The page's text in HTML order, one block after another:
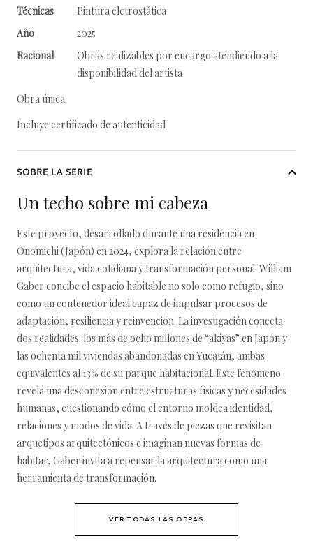
Técnicas
Pintura elctrostática
Año
2025
Racional
Obras realizables por encargo atendiendo a la
disponibilidad del artista
Obra única
Incluye certificado de autenticidad
SOBRE LA SERIE
Un techo sobre mi cabeza
Este proyecto, desarrollado durante una residencia en
Onomichi (Japón) en 2024, explora la relación entre
arquitectura, vida cotidiana y transformación personal. William
Gaber concibe el espacio habitable no solo como refugio, sino
como un contenedor ideal capaz de impulsar procesos de
adaptación, resiliencia y reinvención. La investigación conecta
dos realidades: los más de ocho millones de “akiyas” en Japón y
las ochenta mil viviendas abandonadas en Yucatán, ambas
equivalentes al 13% de su parque habitacional. Este fenómeno
revela una desconexión entre estructuras físicas y necesidades
humanas, cuestionando cómo el entorno moldea identidad,
relaciones y modos de vida. A través de piezas que revisitan
arquetipos arquitectónicos e imaginan nuevas formas de
habitar, Gaber invita a repensar la arquitectura como una
herramienta de transformación.
VER TODAS LAS OBRAS